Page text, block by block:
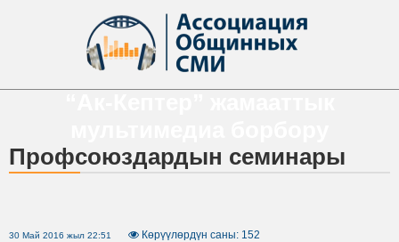
Профсоюздардын семинары
30 Май 2016 жыл 22:51 Көрүүлөрдүн саны: 152